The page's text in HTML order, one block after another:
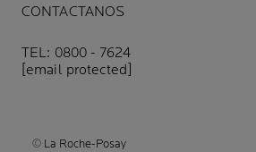
CONTACTANOS
TEL: 0800 - 7624
[email protected]
© La Roche-Posay